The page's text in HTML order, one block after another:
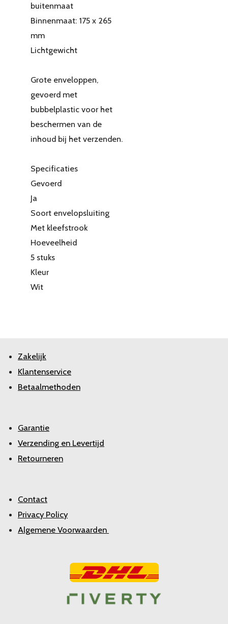
buitenmaat
Binnenmaat: 175 x 265
mm
Lichtgewicht
Grote enveloppen,
gevoerd met
bubbelplastic voor het
beschermen van de
inhoud bij het verzenden.
Specificaties
Gevoerd
Ja
Soort envelopsluiting
Met kleefstrook
Hoeveelheid
5 stuks
Kleur
Wit
Zakelijk
Klantenservice
Betaalmethoden
Garantie
Verzending en Levertijd
Retourneren
Contact
Privacy Policy
Algemene Voorwaarden